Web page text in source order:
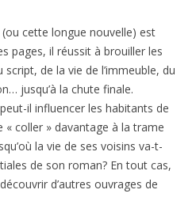
cette longue nouvelle) est
pages, il réussit à brouiller les
de la vie de l’immeuble, du
jusqu’à la chute finale.
peut-il influencer les habitants de
coller » davantage à la trame
la vie de ses voisins va-t-
de son roman? En tout cas,
d’autres ouvrages de